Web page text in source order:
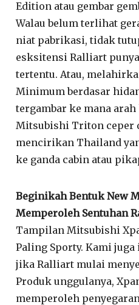
Edition atau gembar
Walau belum terlihat
niat pabrikasi, tidak
esksitensi Ralliart
tertentu. Atau,
Minimum berdasar
tergambar ke mana
Mitsubishi Triton ceper
mencirikan Thailand
ke ganda cabin atau
Beginikah Bentuk New
Memperoleh Sentuhan
Tampilan Mitsubishi
Paling Sporty. Kami
jika Ralliart mulai
Produk unggulanya,
memperoleh